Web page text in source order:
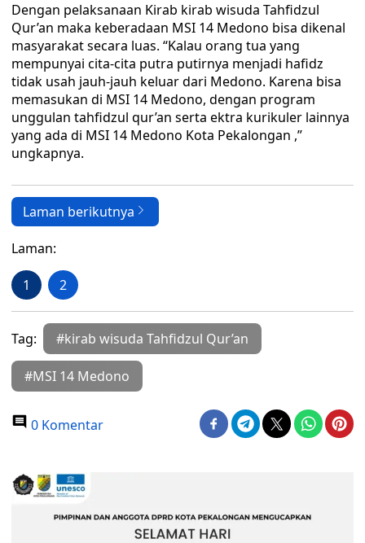
Dengan pelaksanaan Kirab kirab wisuda Tahfidzul
Qur’an maka keberadaan MSI 14 Medono bisa dikenal
masyarakat secara luas. “Kalau orang tua yang
mempunyai cita-cita putra putirnya menjadi hafidz
tidak usah jauh-jauh keluar dari Medono. Karena bisa
memasukan di MSI 14 Medono, dengan program
unggulan tahfidzul qur’an serta ektra kurikuler lainnya
yang ada di MSI 14 Medono Kota Pekalongan ,”
ungkapnya.
Laman berikutnya
Laman:
1 2
Tag: #kirab wisuda Tahfidzul Qur’an
#MSI 14 Medono
0 Komentar